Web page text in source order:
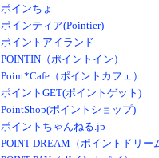
ポインちょ
ポインティア(Pointier)
ポイントアイランド
POINTIN（ポイントイン）
Point*Cafe（ポイントカフェ）
ポイントGET(ポイントゲット)
PointShop(ポイントショップ)
ポイントちゃんねる.jp
POINT DREAM（ポイントドリー